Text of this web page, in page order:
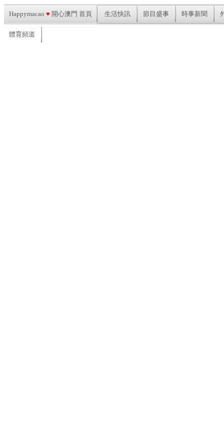
Happymacao ♥ 開心澳門 首頁 生活快訊 節目盛事 時事新聞
體育頻道